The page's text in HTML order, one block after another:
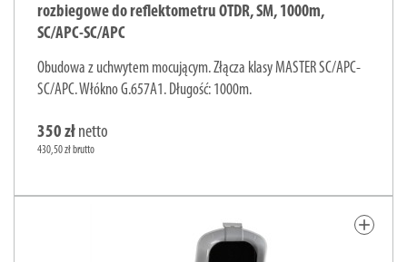
rozbiegowe do reflektometru OTDR, SM, 1000m,
SC/APC-SC/APC
Obudowa z uchwytem mocującym. Złącza klasy MASTER SC/APC-
SC/APC. Włókno G.657A1. Długość: 1000m.
350 zł netto
430,50 zł brutto
add